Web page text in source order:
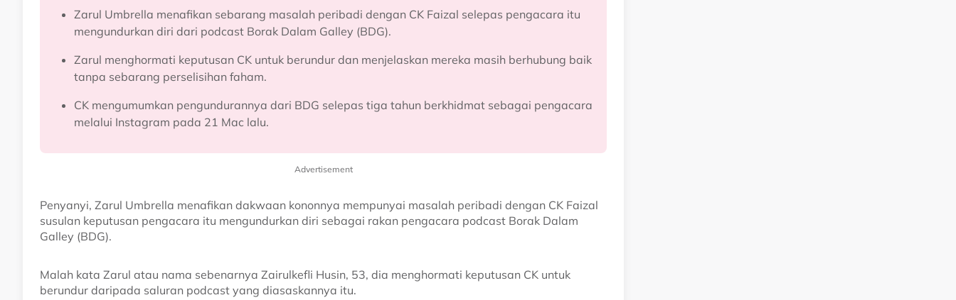
Zarul Umbrella menafikan sebarang masalah peribadi dengan CK Faizal selepas pengacara itu
mengundurkan diri dari podcast Borak Dalam Galley (BDG).
Zarul menghormati keputusan CK untuk berundur dan menjelaskan mereka masih berhubung baik
tanpa sebarang perselisihan faham.
CK mengumumkan pengundurannya dari BDG selepas tiga tahun berkhidmat sebagai pengacara
melalui Instagram pada 21 Mac lalu.
Advertisement
Penyanyi, Zarul Umbrella menafikan dakwaan kononnya mempunyai masalah peribadi dengan CK Faizal
susulan keputusan pengacara itu mengundurkan diri sebagai rakan pengacara podcast Borak Dalam
Galley (BDG).
Malah kata Zarul atau nama sebenarnya Zairulkefli Husin, 53, dia menghormati keputusan CK untuk
berundur daripada saluran podcast yang diasaskannya itu.